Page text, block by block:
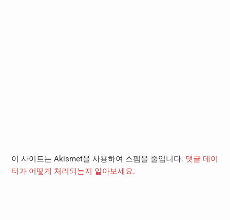
이 사이트는 Akismet을 사용하여 스팸을 줄입니다. 댓글 데이
터가 어떻게 처리되는지 알아보세요.